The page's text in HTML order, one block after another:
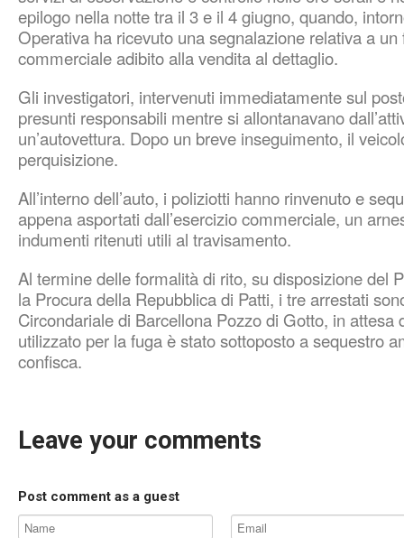
epilogo nella notte tra il 3 e il 4 giugno, quando,
Operativa ha ricevuto una segnalazione relativa a
commerciale adibito alla vendita al dettaglio.
Gli investigatori, intervenuti immediatamente sul
presunti responsabili mentre si allontanavano
un’autovettura. Dopo un breve inseguimento, il
perquisizione.
All’interno dell’auto, i poliziotti hanno rinvenuto e
appena asportati dall’esercizio commerciale, un
indumenti ritenuti utili al travisamento.
Al termine delle formalità di rito, su disposizione del
la Procura della Repubblica di Patti, i tre arrestati
Circondariale di Barcellona Pozzo di Gotto, in attesa
utilizzato per la fuga è stato sottoposto a sequestro
confisca.
Leave your comments
Post comment as a guest